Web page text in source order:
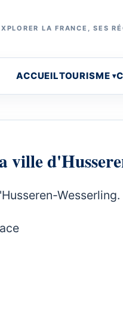
LA FRANCE, SES
ACCUEILTOURISME
ville
Wesserling.